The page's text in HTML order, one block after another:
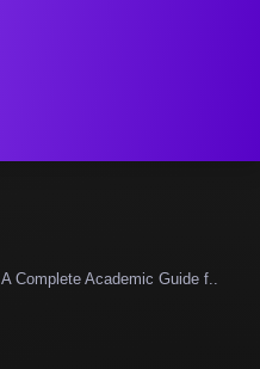
Complete Academic Guide f..